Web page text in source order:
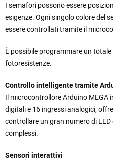
I semafori possono essere
esigenze. Ogni singolo colore del
essere controllati tramite il
È possibile programmare un totale
fotoresistenze.
Controllo intelligente tramite
Il microcontrollore Arduino MEGA
digitali e 16 ingressi analogici,
controllare un gran numero di
complessi.
Sensori interattivi